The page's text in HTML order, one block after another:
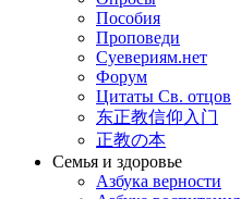
Пособия
Проповеди
Суевериям.нет
Форум
Цитаты Св. отцов
东正教信仰入门
正教の本
Семья и здоровье
Азбука верности